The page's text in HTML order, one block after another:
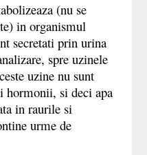
(nu se
in organismul
secretati prin urina
spre uzinele
uzine nu sunt
hormonii, si deci apa
in raurile si
urme de